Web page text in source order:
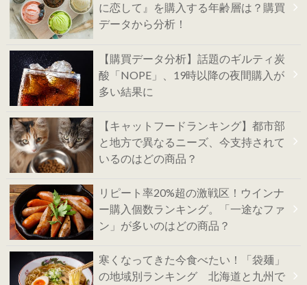
に恋して』を購入する年齢層は？購買
データから分析！
【購買データ分析】話題のギルティ炭
酸「NOPE」、19時以降の夜間購入が
多い結果に
【キャットフードランキング】都市部
と地方で異なるニーズ、今支持されて
いるのはどの商品？
リピート率20%超の激戦区！ウインナ
ー購入個数ランキング。「一途なファ
ン」が多いのはどの商品？
寒くなってきた今食べたい！「袋麺」
の地域別ランキング 北海道と九州で